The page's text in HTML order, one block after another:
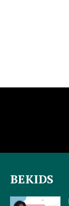
BEKIDS